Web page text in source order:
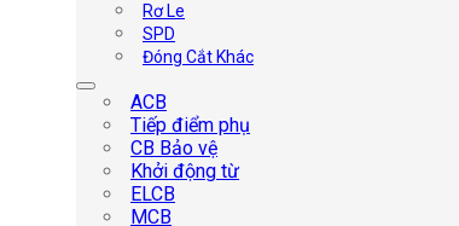
Rơ Le
SPD
Đóng Cắt Khác
ACB
Tiếp điểm phụ
CB Bảo vệ
Khởi động từ
ELCB
MCB